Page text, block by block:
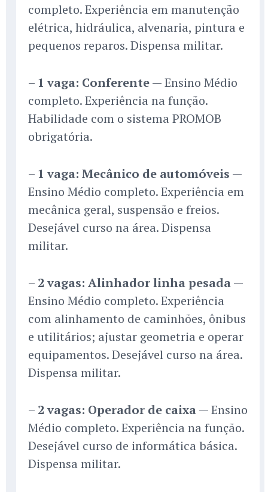
completo. Experiência em manutenção
elétrica, hidráulica, alvenaria, pintura e
pequenos reparos. Dispensa militar.
– 1 vaga: Conferente— Ensino Médio
completo. Experiência na função.
Habilidade com o sistema PROMOB
obrigatória.
– 1 vaga: Mecânico de automóveis —
Ensino Médio completo. Experiência em
mecânica geral, suspensão e freios.
Desejável curso na área. Dispensa
militar.
– 2 vagas: Alinhador linha pesada—
Ensino Médio completo. Experiência
com alinhamento de caminhões, ônibus
e utilitários; ajustar geometria e operar
equipamentos. Desejável curso na área.
Dispensa militar.
– 2 vagas: Operador de caixa— Ensino
Médio completo. Experiência na função.
Desejável curso de informática básica.
Dispensa militar.